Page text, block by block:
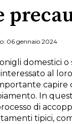
06 gennaio 2024
domestici o
al
capire
In
di
tipici,